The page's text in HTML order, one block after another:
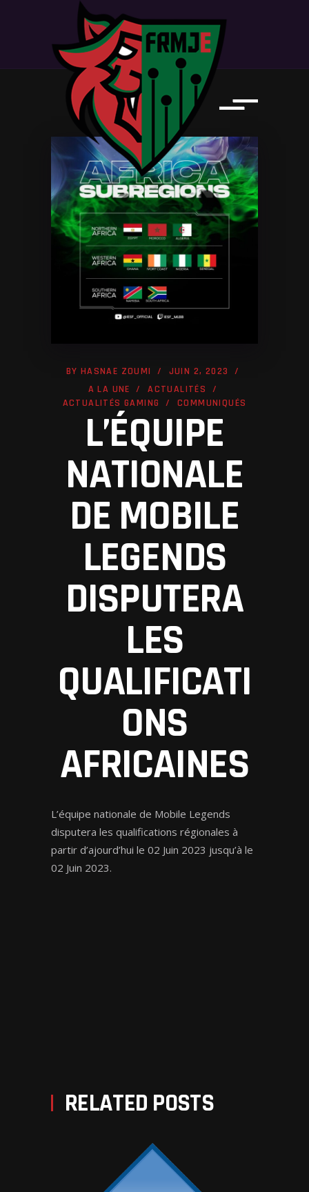
BY HASNAE ZOUMI
JUIN 2, 2023
A LA UNE
ACTUALITÉS
ACTUALITÉS GAMING
COMMUNIQUÉS
L’ÉQUIPE
NATIONALE
DE MOBILE
LEGENDS
DISPUTERA
LES
QUALIFICATI
ONS
AFRICAINES
L’équipe nationale de Mobile Legends
disputera les qualifications régionales à
partir d’ajourd’hui le 02 Juin 2023 jusqu’à le
02 Juin 2023.
RELATED POSTS